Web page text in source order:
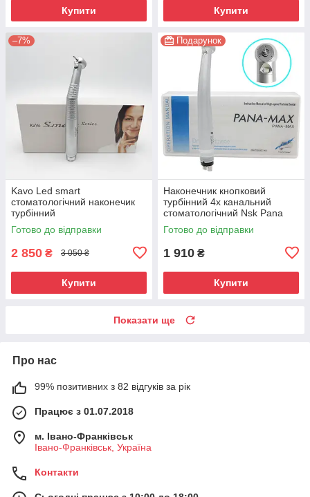
Купити Купити
–7%
Kavo Led smart
стоматологічний наконечик
турбінний
Готово до відправки
2 850 ₴ 3 050 ₴
Купити
Подарунок
Наконечник кнопковий
турбінний 4х канальний
стоматологічний Nsk Pana
Max led підсвітка
Готово до відправки
1 910 ₴
Купити
Показати ще
Про нас
99% позитивних з 82 відгуків за рік
Працює з 01.07.2018
м. Івано-Франківськ
Івано-Франківськ, Україна
Контакти